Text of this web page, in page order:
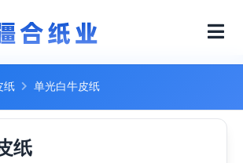
纸 单光白牛皮纸
纸